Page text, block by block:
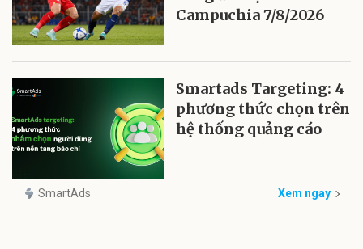
Campuchia 7/8/2026
Smartads Targeting: 4
phương thức chọn trên
hệ thống quảng cáo
SmartAds Xem ngay